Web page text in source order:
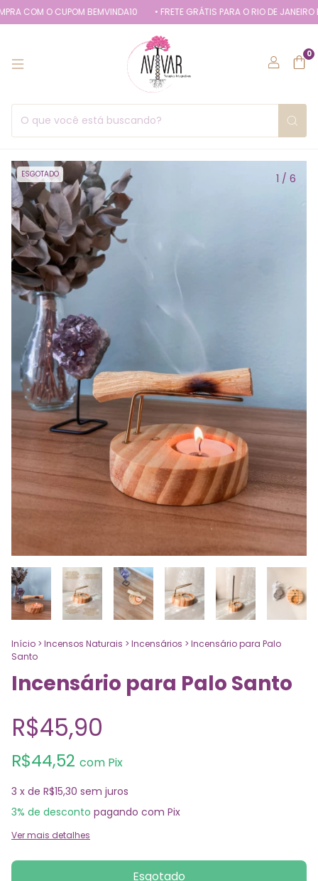
COM O CUPOM BEMVINDA10 • FRETE GRÁTIS PARA O RIO DE JANEIRO
0
ESGOTADO 1 / 6
Início > Incensos Naturais > Incensários > Incensário para Palo
Santo
Incensário para Palo Santo
R$45,90
R$44,52 com Pix
3 x de R$15,30 sem juros
3% de desconto pagando com Pix
Ver mais detalhes